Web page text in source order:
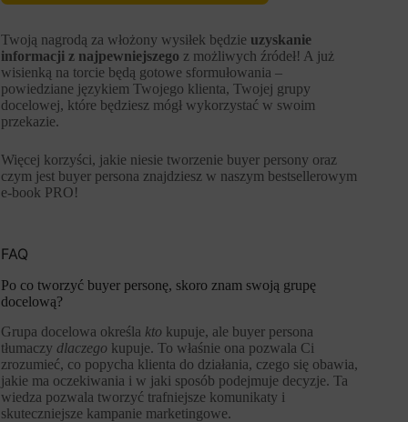
Twoją nagrodą za włożony wysiłek będzie uzyskanie
informacji z najpewniejszego z możliwych źródeł! A już
wisienką na torcie będą gotowe sformułowania –
powiedziane językiem Twojego klienta, Twojej grupy
docelowej, które będziesz mógł wykorzystać w swoim
przekazie.
Więcej korzyści, jakie niesie tworzenie buyer persony oraz
czym jest buyer persona znajdziesz w naszym bestsellerowym
e-book PRO!
FAQ
Po co tworzyć buyer personę, skoro znam swoją grupę
docelową?
Grupa docelowa określa kto kupuje, ale buyer persona
tłumaczy dlaczego kupuje. To właśnie ona pozwala Ci
zrozumieć, co popycha klienta do działania, czego się obawia,
jakie ma oczekiwania i w jaki sposób podejmuje decyzje. Ta
wiedza pozwala tworzyć trafniejsze komunikaty i
skuteczniejsze kampanie marketingowe.